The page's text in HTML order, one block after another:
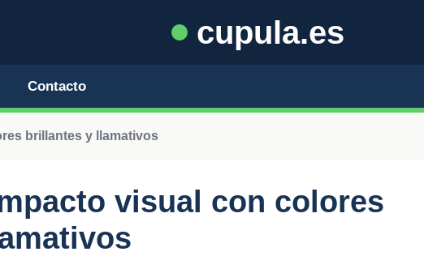
cupula.es
Contacto
brillantes y llamativos
visual con colores